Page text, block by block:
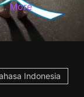
More
Indonesia